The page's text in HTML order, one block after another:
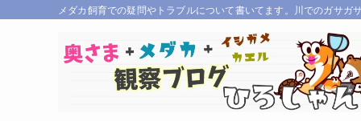
メダカ飼育での疑問やトラブルについて書いてます。川でのガサガ